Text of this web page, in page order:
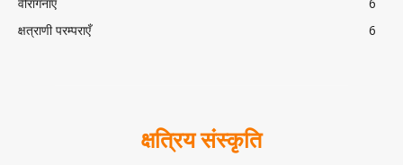
क्षत्राणी परम्पराएँ
6
क्षत्रिय संस्कृति